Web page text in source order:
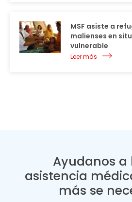
MSF asiste a
malienses en
vulnerable
Leer más
Ayudanos a
asistencia
más se